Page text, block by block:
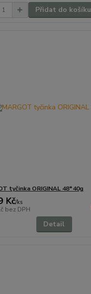
Přidat do košíku
tyčinka ORIGINAL 48*40g
Kč/ks
bez DPH
Detail